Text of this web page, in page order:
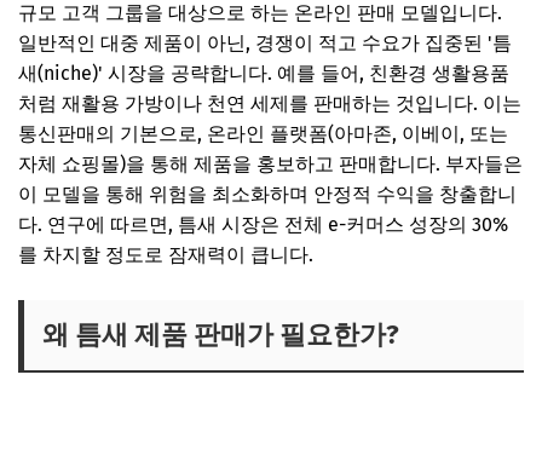
규모 고객 그룹을 대상으로 하는 온라인 판매 모델입니다.
일반적인 대중 제품이 아닌, 경쟁이 적고 수요가 집중된 '틈
새(niche)' 시장을 공략합니다. 예를 들어, 친환경 생활용품
처럼 재활용 가방이나 천연 세제를 판매하는 것입니다. 이는
통신판매의 기본으로, 온라인 플랫폼(아마존, 이베이, 또는
자체 쇼핑몰)을 통해 제품을 홍보하고 판매합니다. 부자들은
이 모델을 통해 위험을 최소화하며 안정적 수익을 창출합니
다. 연구에 따르면, 틈새 시장은 전체 e-커머스 성장의 30%
를 차지할 정도로 잠재력이 큽니다.
왜 틈새 제품 판매가 필요한가?